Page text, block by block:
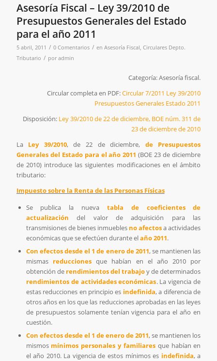
Asesoría Fiscal – Ley 39/2010 de
Presupuestos Generales del Estado
para el año 2011
5 abril, 2011 / 0 Comentarios / en Asesoría Fiscal, Circulares Depto.
Tributario / poradmin
Categoría: Asesoría fiscal.
Circular completa en PDF:Circular 7/2011 Ley 39/2010
Presupuestos Generales Estado 2011
Disposición: Ley 39/2010 de 22 de diciembre, BOE núm. 311 de
23 de diciembre de 2010
La Ley 39/2010, de 22 de diciembre, de Presupuestos
Generales del Estado para el año 2011 (BOE 23 de diciembre
de 2010) introduce las siguientes modificaciones en el ámbito
tributario:
Impuesto sobre la Renta de las Personas Físicas
Se publica la nueva tabla de coeficientes de
actualización del valor de adquisición para las
transmisiones de bienes inmuebles no afectosa actividades
económicas que se efectúen durante elaño 2011.
Con efectos desde el 1 de enero de 2011, se mantienen las
mismas reduccionesque habían en el año 2010 por
obtención de rendimientos del trabajoy de determinados
rendimientos de actividades económicas. La vigencia de
estas reducciones en principio es indefinida, a diferencia de
otros años en los que las reducciones aprobadas en las leyes
de presupuestos solamente tenían vigencia para el año en
cuestión.
Con efectos desde el 1 de enero de 2011, se mantienen los
mismos mínimos personales y familiaresque habían en
el año 2010. La vigencia de estos mínimos es indefinida, a